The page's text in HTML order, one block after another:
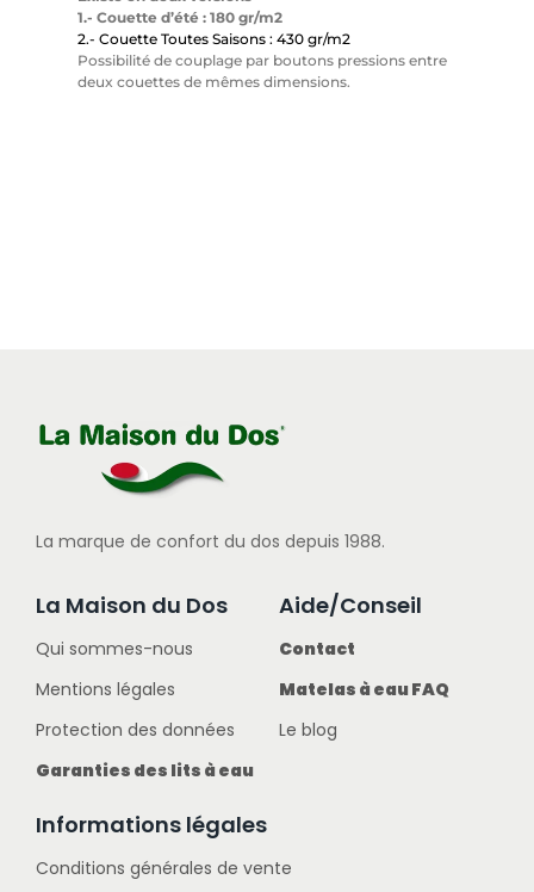
1.- Couette d’été : 180 gr/m2
2.- Couette Toutes Saisons : 430 gr/m2
Possibilité de couplage par boutons pressions entre
deux couettes de mêmes dimensions.
La marque de confort du dos depuis 1988.
La Maison du Dos
Qui sommes-nous
Mentions légales
Protection des données
Garanties des lits à eau
Aide/Conseil
Contact
Matelas à eau FAQ
Le blog
Informations légales
Conditions générales de vente